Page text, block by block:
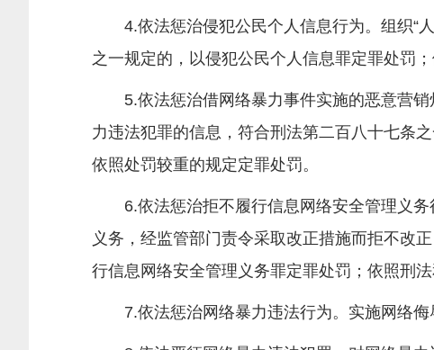
4.依法惩治侵犯公民个人信息行为。组织“人
之一规定的，以侵犯公民个人信息罪定罪处罚
5.依法惩治借网络暴力事件实施的恶意营销
力违法犯罪的信息，符合刑法第二百八十七条
依照处罚较重的规定定罪处罚。
6.依法惩治拒不履行信息网络安全管理义务
义务，经监管部门责令采取改正措施而拒不改
行信息网络安全管理义务罪定罪处罚；依照刑
7.依法惩治网络暴力违法行为。实施网络侮